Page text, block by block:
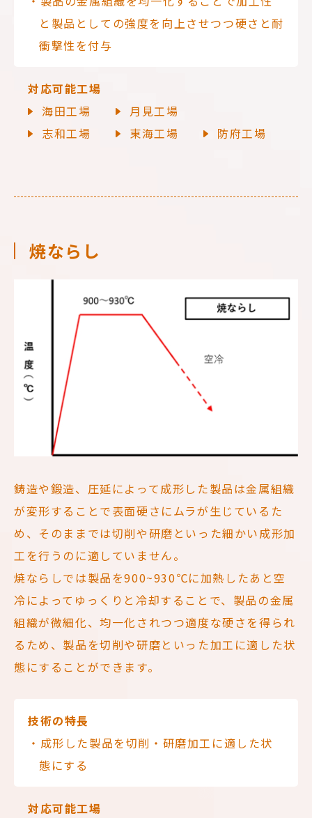
と製品としての強度を向上させつつ硬さと耐
衝撃性を付与
対応可能工場
海田工場
月見工場
志和工場
東海工場 防府工場
焼ならし
鋳造や鍛造、圧延によって成形した製品は金属組織
が変形することで表面硬さにムラが生じているた
め、そのままでは切削や研磨といった細かい成形加
工を行うのに適していません。
焼ならしでは製品を900~930℃に加熱したあと空
冷によってゆっくりと冷却することで、製品の金属
組織が微細化、均一化されつつ適度な硬さを得られ
るため、製品を切削や研磨といった加工に適した状
態にすることができます。
技術の特長
・成形した製品を切削・研磨加工に適した状
態にする
対応可能工場